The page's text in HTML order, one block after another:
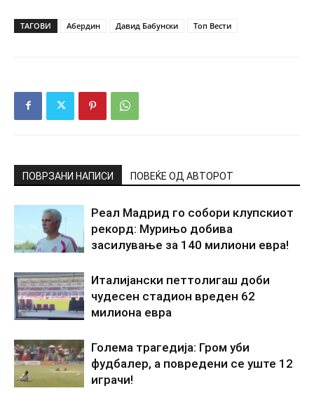
ТАГОВИ Абердин Давид Бабунски Топ Вести
ПОВРЗАНИ НАПИСИ ПОВЕЌЕ ОД АВТОРОТ
Реал Мадрид го собори клупскиот
рекорд: Мурињо добива
засилување за 140 милиони евра!
Италијански петтолигаш доби
чудесен стадион вреден 62
милиона евра
Голема трагедија: Гром уби
фудбалер, а повредени се уште 12
играчи!